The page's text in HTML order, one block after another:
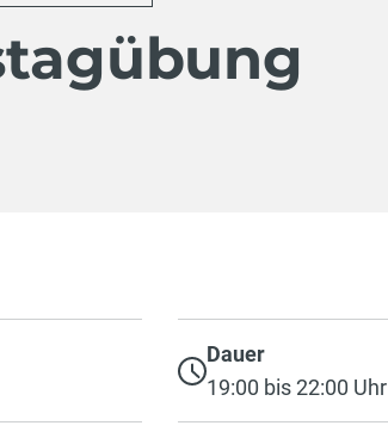
Dauer
19:00 bis 22:00 Uhr